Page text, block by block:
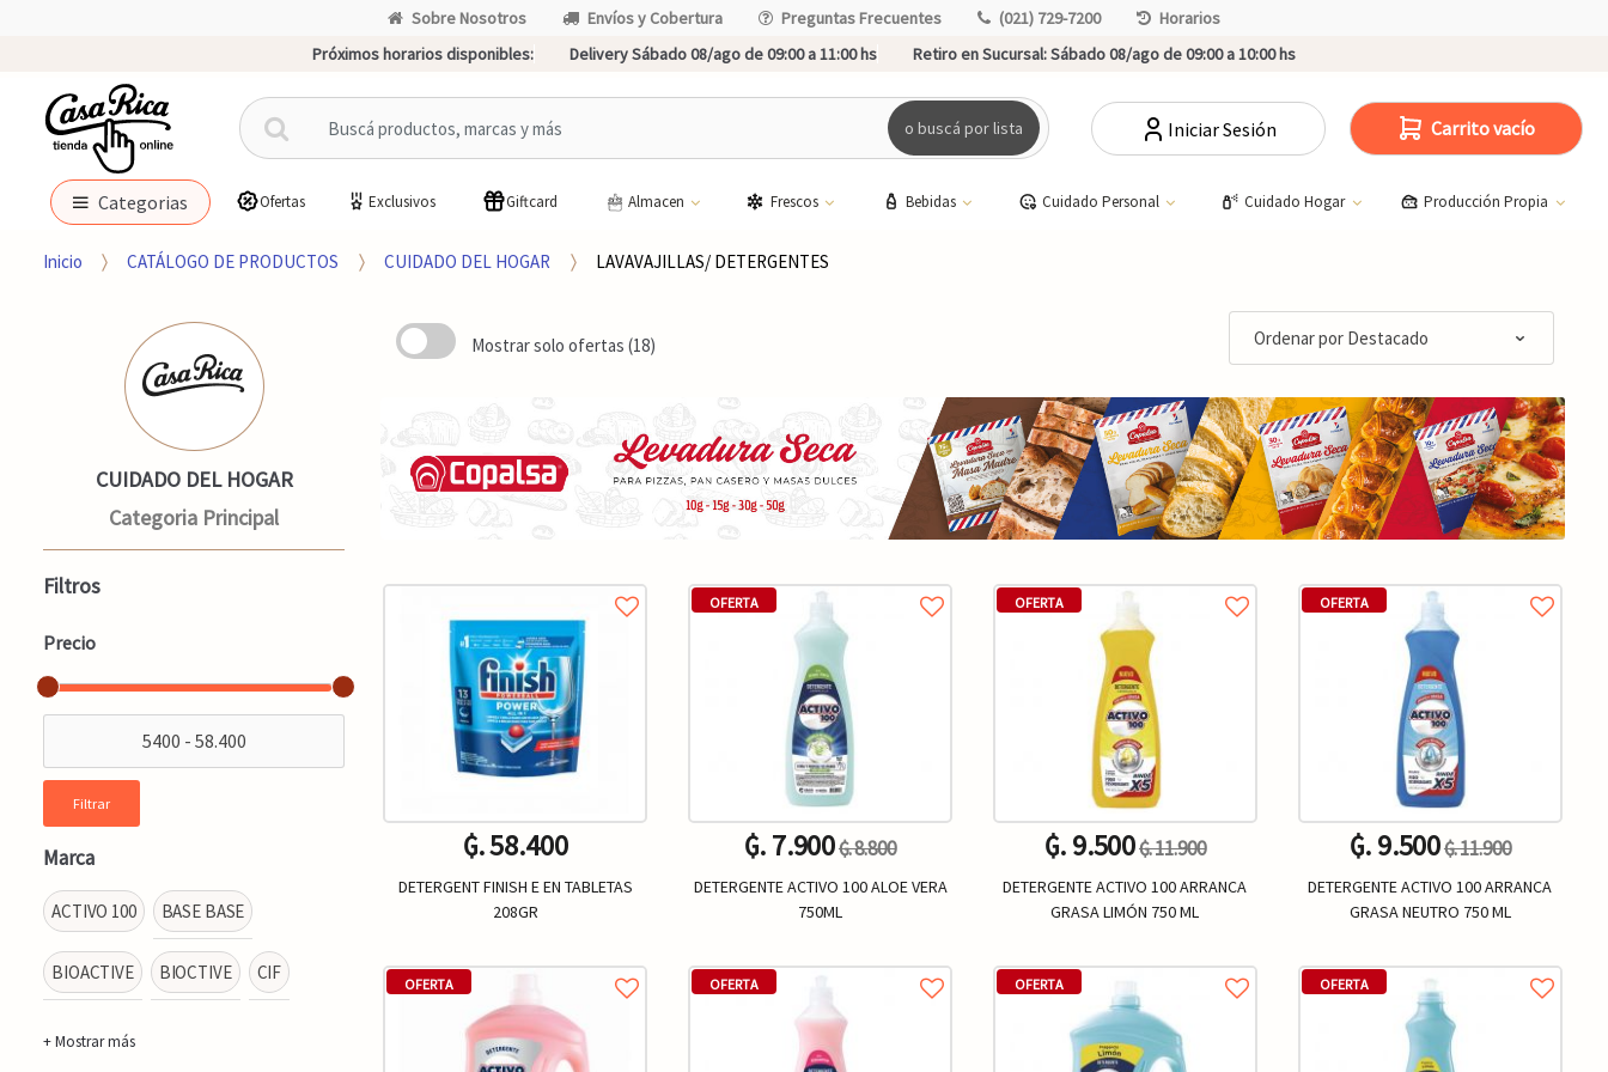
Sobre Nosotros Envíos y Cobertura Preguntas Frecuentes (021) 729-7200
Horarios
Próximos horarios disponibles:
Delivery Sábado 08/ago de 09:00 a 11:00 hs Retiro en Sucursal:Sábado 08/ago de 09:00 a 10:00 hs
B
u
c
r
r
:
o buscá por lista Iniciar Sesión Carrito vacío
Categorias Ofertas Exclusivos Giftcard Almacen Frescos Bebidas Cuidado Personal Cuidado Hogar Producción Propia
Inicio CATÁLOGO DE PRODUCTOS CUIDADO DEL HOGAR LAVAVAJILLAS/ DETERGENTES
Mostrar solo ofertas (18)
₲. 58.400
DETERGENT FINISH E EN TABLETAS
208GR
- Un. +
OFERTA
₲. 7.900₲. 8.800
DETERGENTE ACTIVO 100 ALOE VERA
750ML
- +
OFERTA
₲. 9.500₲. 11.900
DETERGENTE ACTIVO 100 ARRANCA
GRASA LIMÓN 750 ML
- +
OFERTA
₲. 9.500₲. 11.900
DETERGENTE ACTIVO 100 ARRANCA
GRASA NEUTRO 750 ML
- Un. +
OFERTA OFERTA OFERTA OFERTA
CUIDADO DEL HOGAR
Categoria Principal
Filtros
Precio
Filtrar
Marca
ACTIVO 100 BASE BASE
BIOACTIVE BIOCTIVE CIF
+ Mostrar más